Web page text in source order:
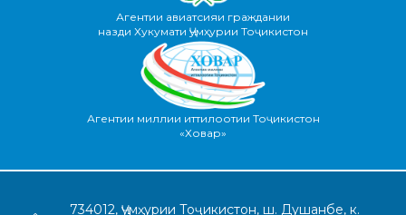
Агентии авиатсияи граждании
назди Хукумати Ҷумҳурии Тоҷикистон
Агентии миллии иттилоотии Тоҷикистон
«Ховар»
734012, Ҷумҳурии Тоҷикистон, ш. Душанбе, к.